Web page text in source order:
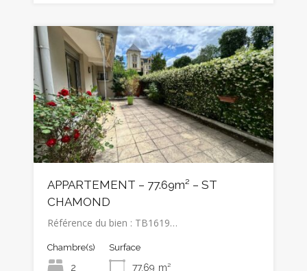
APPARTEMENT – 77.69m² – ST
CHAMOND
Référence du bien : TB1619…
Chambre(s)
2
Surface
77.69 m²